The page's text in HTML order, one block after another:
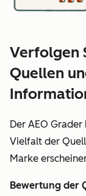
Verfolgen
Quellen
Der AEO
Vielfalt der
Marke
Bewertung der